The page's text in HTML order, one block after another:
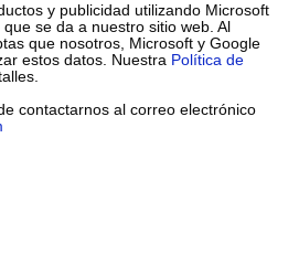
y publicidad utilizando Microsoft
se da a nuestro sitio web. Al
que nosotros, Microsoft y Google
estos datos. Nuestra Política de
contactarnos al correo electrónico